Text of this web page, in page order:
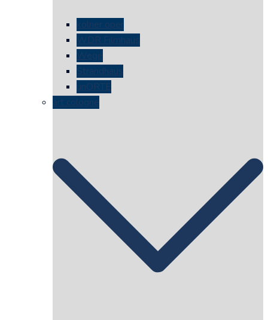
kölner oper
WDR Filmhaus
Wege
Strandhaus
unORTE
art cologne